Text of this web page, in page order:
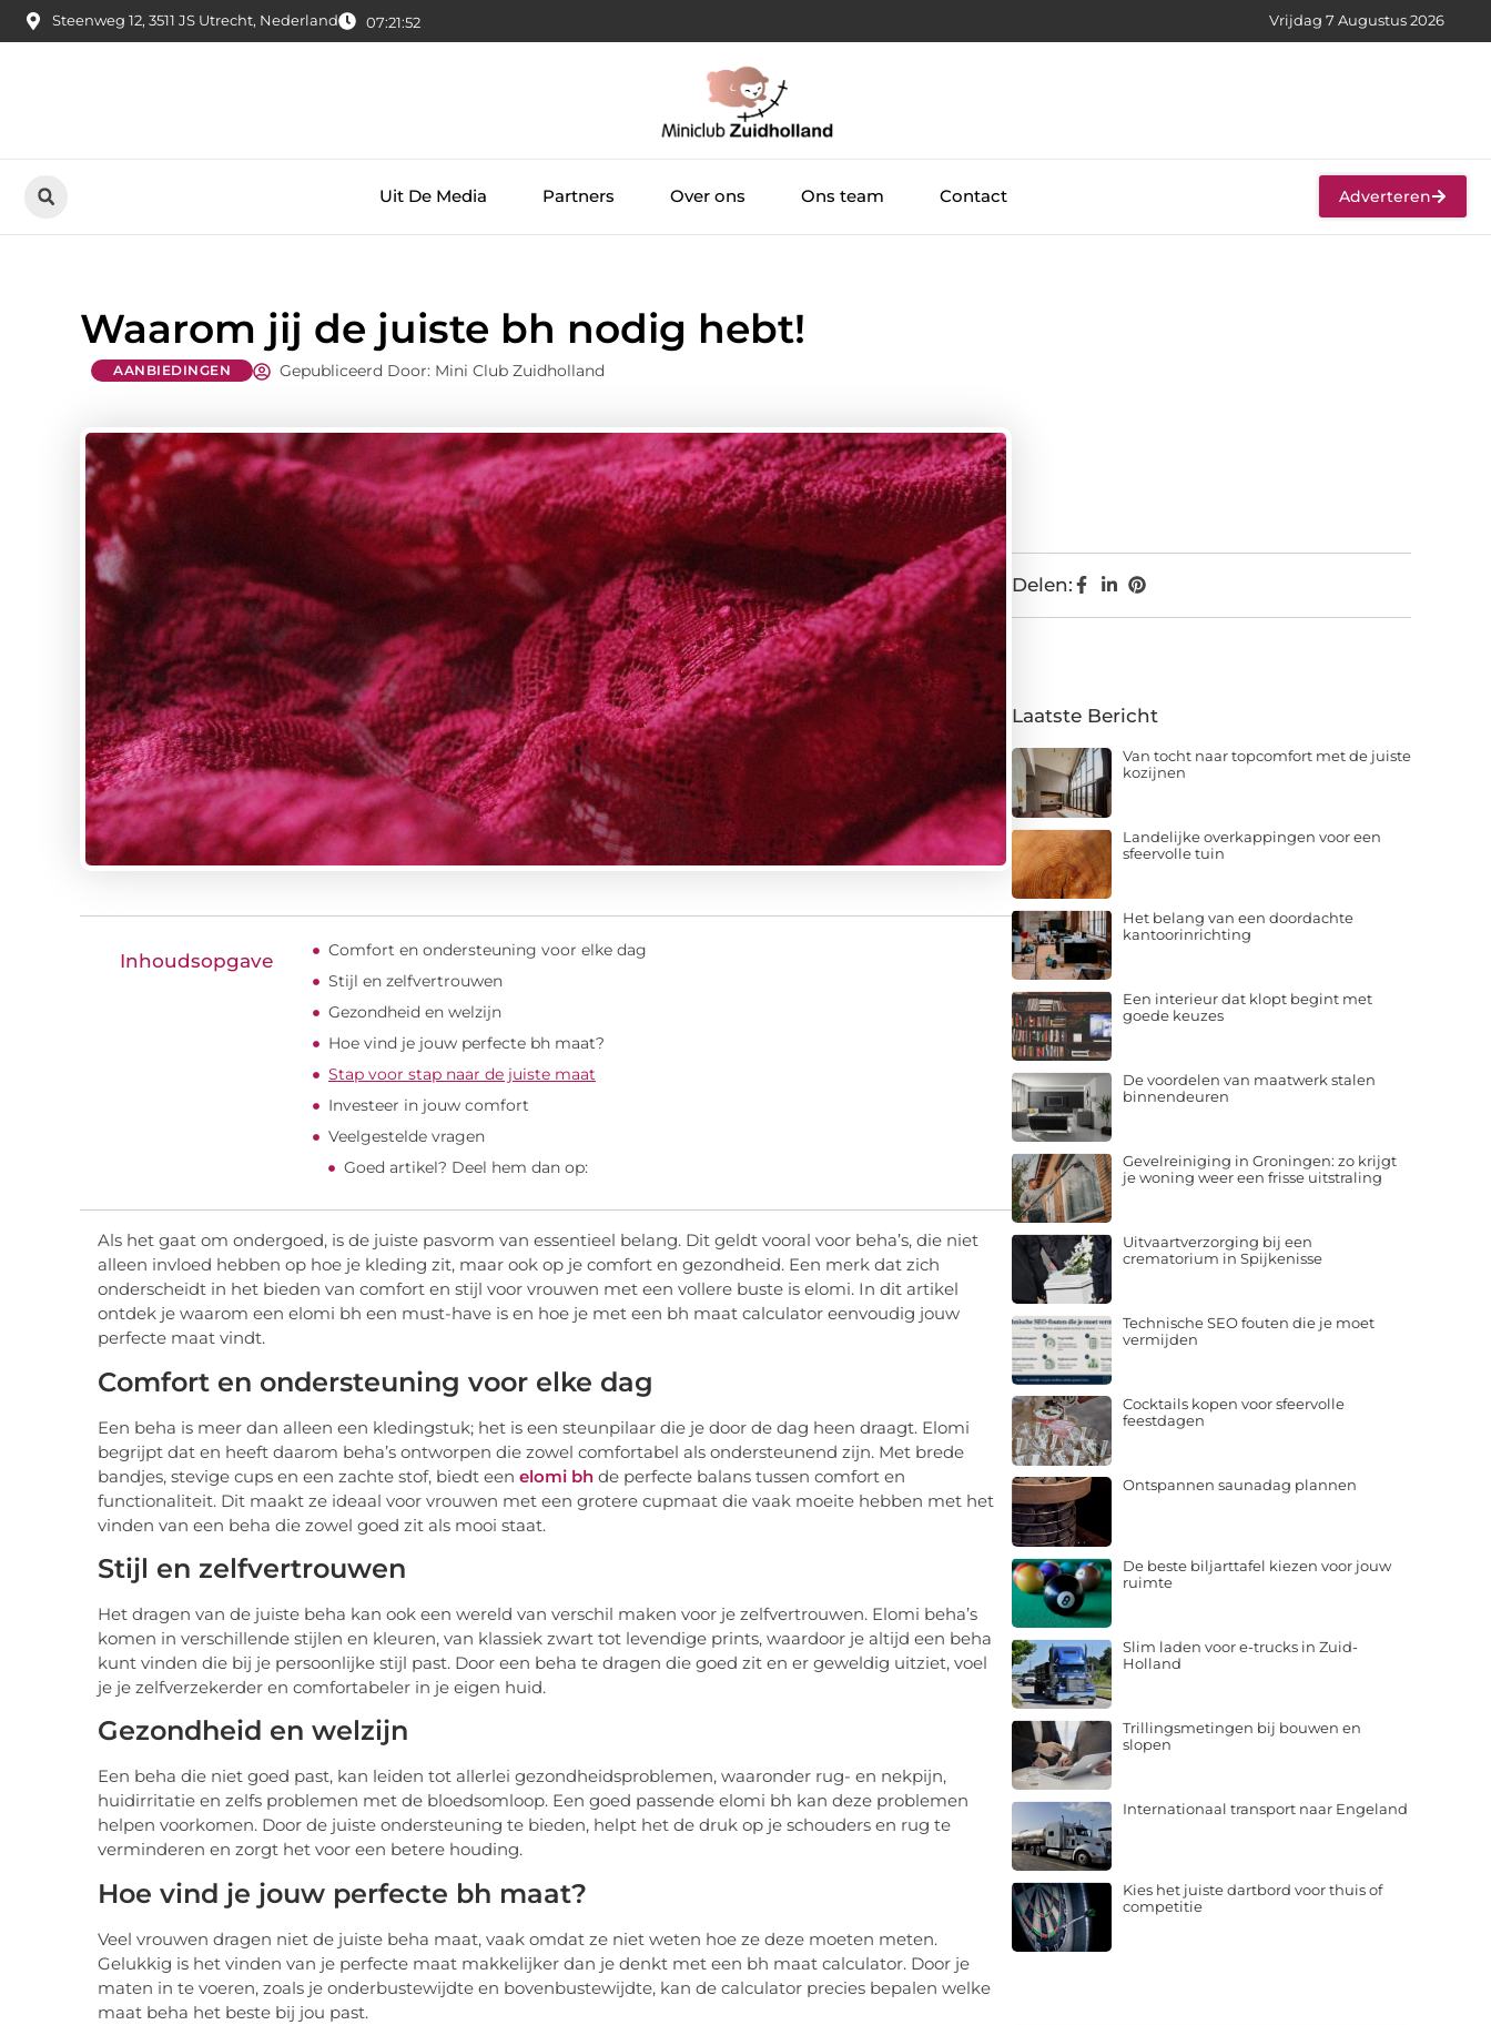
Steenweg 12, 3511 JS Utrecht, Nederland 07:21:53 Vrijdag 7 Augustus 2026
Uit De Media Partners Over ons Ons team Contact Adverteren
Waarom jij de juiste bh nodig hebt!
AANBIEDINGEN Gepubliceerd Door: Mini Club Zuidholland
Inhoudsopgave
Comfort en ondersteuning voor elke dag
Stijl en zelfvertrouwen
Gezondheid en welzijn
Hoe vind je jouw perfecte bh maat?
Stap voor stap naar de juiste maat
Investeer in jouw comfort
Veelgestelde vragen
Goed artikel? Deel hem dan op:
Als het gaat om ondergoed, is de juiste pasvorm van essentieel belang. Dit geldt vooral voor beha’s, die niet
alleen invloed hebben op hoe je kleding zit, maar ook op je comfort en gezondheid. Een merk dat zich
onderscheidt in het bieden van comfort en stijl voor vrouwen met een vollere buste is elomi. In dit artikel
ontdek je waarom een elomi bh een must-have is en hoe je met een bh maat calculator eenvoudig jouw
perfecte maat vindt.
Comfort en ondersteuning voor elke dag
Een beha is meer dan alleen een kledingstuk; het is een steunpilaar die je door de dag heen draagt. Elomi
begrijpt dat en heeft daarom beha’s ontworpen die zowel comfortabel als ondersteunend zijn. Met brede
bandjes, stevige cups en een zachte stof, biedt een elomi bh de perfecte balans tussen comfort en
functionaliteit. Dit maakt ze ideaal voor vrouwen met een grotere cupmaat die vaak moeite hebben met het
vinden van een beha die zowel goed zit als mooi staat.
Stijl en zelfvertrouwen
Het dragen van de juiste beha kan ook een wereld van verschil maken voor je zelfvertrouwen. Elomi beha’s
komen in verschillende stijlen en kleuren, van klassiek zwart tot levendige prints, waardoor je altijd een beha
kunt vinden die bij je persoonlijke stijl past. Door een beha te dragen die goed zit en er geweldig uitziet, voel
je je zelfverzekerder en comfortabeler in je eigen huid.
Gezondheid en welzijn
Een beha die niet goed past, kan leiden tot allerlei gezondheidsproblemen, waaronder rug- en nekpijn,
huidirritatie en zelfs problemen met de bloedsomloop. Een goed passende elomi bh kan deze problemen
helpen voorkomen. Door de juiste ondersteuning te bieden, helpt het de druk op je schouders en rug te
verminderen en zorgt het voor een betere houding.
Hoe vind je jouw perfecte bh maat?
Veel vrouwen dragen niet de juiste beha maat, vaak omdat ze niet weten hoe ze deze moeten meten.
Gelukkig is het vinden van je perfecte maat makkelijker dan je denkt met een bh maat calculator. Door je
maten in te voeren, zoals je onderbustewijdte en bovenbustewijdte, kan de calculator precies bepalen welke
maat beha het beste bij jou past.
Delen:
Laatste Bericht
Van tocht naar topcomfort met de juiste
kozijnen
Landelijke overkappingen voor een
sfeervolle tuin
Het belang van een doordachte
kantoorinrichting
Een interieur dat klopt begint met
goede keuzes
De voordelen van maatwerk stalen
binnendeuren
Gevelreiniging in Groningen: zo krijgt
je woning weer een frisse uitstraling
Uitvaartverzorging bij een
crematorium in Spijkenisse
Technische SEO fouten die je moet
vermijden
Cocktails kopen voor sfeervolle
feestdagen
Ontspannen saunadag plannen
De beste biljarttafel kiezen voor jouw
ruimte
Slim laden voor e-trucks in Zuid-
Holland
Trillingsmetingen bij bouwen en
slopen
Internationaal transport naar Engeland
Kies het juiste dartbord voor thuis of
competitie